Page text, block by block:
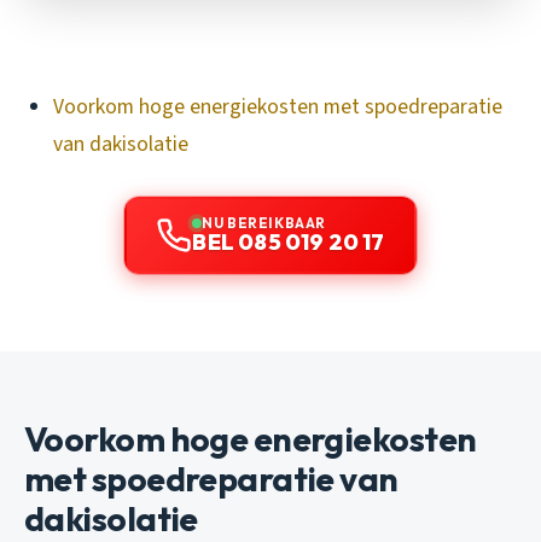
Voorkom hoge energiekosten met spoedreparatie
van dakisolatie
NU BEREIKBAAR
BEL 085 019 20 17
Voorkom hoge energiekosten
met spoedreparatie van
dakisolatie